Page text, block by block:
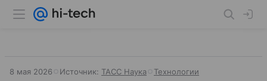
8 мая 2026 Источник: ТАСС Наука Технологии